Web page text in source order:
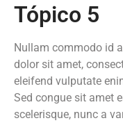
Tópico 5
Nullam commodo id
dolor sit amet,
eleifend vulputate
Sed congue sit amet
scelerisque, nunc a